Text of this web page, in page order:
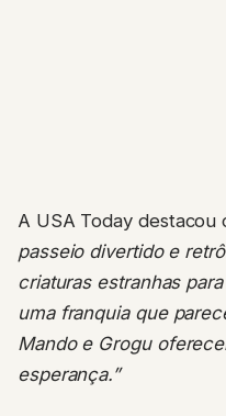
A USA Today destacou
passeio divertido e
criaturas estranhas
uma franquia que
Mando e Grogu
esperança.”